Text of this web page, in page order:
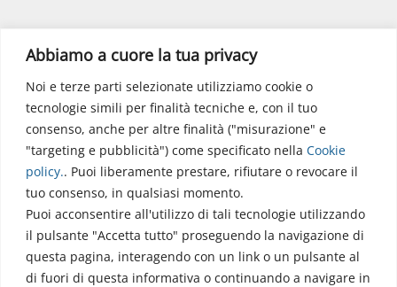
Abbiamo a cuore la tua privacy
Noi e terze parti selezionate utilizziamo cookie o
tecnologie simili per finalità tecniche e, con il tuo
consenso, anche per altre finalità ("misurazione" e
"targeting e pubblicità") come specificato nella Cookie
policy.. Puoi liberamente prestare, rifiutare o revocare il
tuo consenso, in qualsiasi momento.
Puoi acconsentire all'utilizzo di tali tecnologie utilizzando
il pulsante "Accetta tutto" proseguendo la navigazione di
questa pagina, interagendo con un link o un pulsante al
di fuori di questa informativa o continuando a navigare in
Via dell’Elettronica
86077 Pozzilli (IS)
☏ 0865/915407
segreteriapolodidattico@neuromed.it